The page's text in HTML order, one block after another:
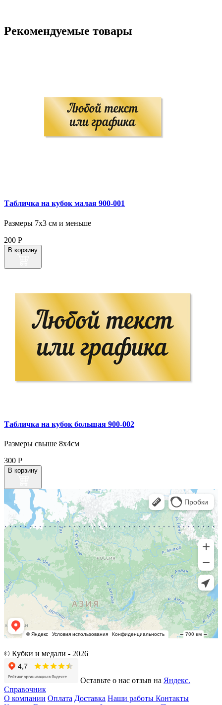
Рекомендуемые товары
Табличка на кубок малая 900‑001
Размеры 7х3 см и меньше
200 Р
В корзину
Табличка на кубок большая 900‑002
Размеры свыше 8х4см
300 Р
В корзину
© Кубки и медали - 2026
Оставьте о нас отзыв на Яндекс.
Справочник
О компании Оплата Доставка Наши работы Контакты